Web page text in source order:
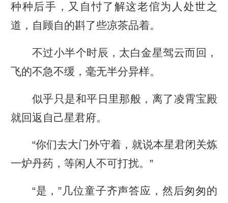
种种后手，又自忖了解这老倌为人处世之
道，自顾自的斟了些凉茶品着。
不过小半个时辰，太白金星驾云而回，
飞的不急不缓，毫无半分异样。
似乎只是和平日里那般，离了凌霄宝殿
就回返自己星君府。
“你们去大门外守着，就说本星君闭关炼
一炉丹药，等闲人不可打扰。”
“是，”几位童子齐声答应，然后匆匆的